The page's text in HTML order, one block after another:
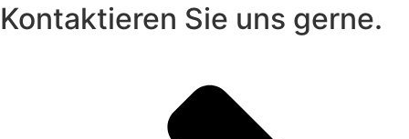
Kontaktieren Sie uns gerne.